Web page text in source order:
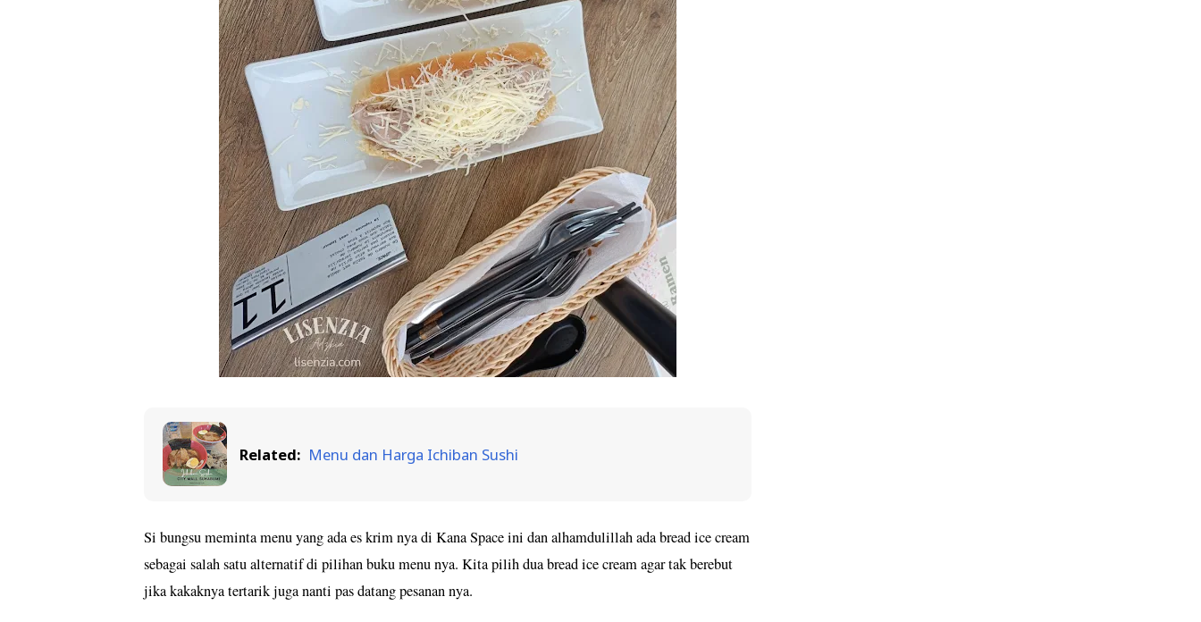
Related: Menu dan Harga Ichiban Sushi
Si bungsu meminta menu yang ada es krim nya di Kana Space ini dan alhamdulillah ada bread ice cream
sebagai salah satu alternatif di pilihan buku menu nya. Kita pilih dua bread ice cream agar tak berebut
jika kakaknya tertarik juga nanti pas datang pesanan nya.